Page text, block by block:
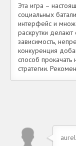
Эта игра –
социальных
интерфейс и
раскрутки
зависимость,
конкуренция
способ прокачать
стратегии.